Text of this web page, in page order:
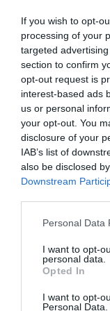
If you wish to opt-
processing of your
targeted
section to confirm
opt-out request is
interest-based ads
us or personal
your opt-out. You
disclosure of your
IAB’s list of
also be disclosed
Downstream
Personal Data
I want to opt-
personal data.
Opted In
I want to opt-
Personal Data.
à choisir une
Sinon en
siège et
aucune
de Qatar ne
Le width est
d’Emirates
signifie pas
Combeta
Et pour Marseille,
nouvelles liaisons
n’est due qu’à